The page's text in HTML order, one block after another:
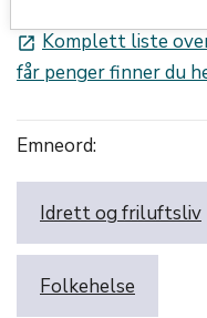
launch Komplett liste
får penger finner du
Emneord:
Idrett og friluftsliv
Folkehelse